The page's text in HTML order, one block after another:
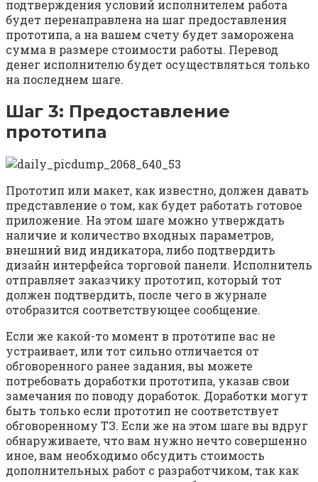
подтверждения условий исполнителем работа
будет перенаправлена на шаг предоставления
прототипа, а на вашем счету будет заморожена
сумма в размере стоимости работы. Перевод
денег исполнителю будет осуществляться только
на последнем шаге.
Шаг 3: Предоставление
прототипа
Прототип или макет, как известно, должен давать
представление о том, как будет работать готовое
приложение. На этом шаге можно утверждать
наличие и количество входных параметров,
внешний вид индикатора, либо подтвердить
дизайн интерфейса торговой панели. Исполнитель
отправляет заказчику прототип, который тот
должен подтвердить, после чего в журнале
отобразится соответствующее сообщение.
Если же какой-то момент в прототипе вас не
устраивает, или тот сильно отличается от
обговоренного ранее задания, вы можете
потребовать доработки прототипа, указав свои
замечания по поводу доработок. Доработки могут
быть только если прототип не соответствует
обговоренному ТЗ. Если же на этом шаге вы вдруг
обнаруживаете, что вам нужно нечто совершенно
иное, вам необходимо обсудить стоимость
дополнительных работ с разработчиком, так как